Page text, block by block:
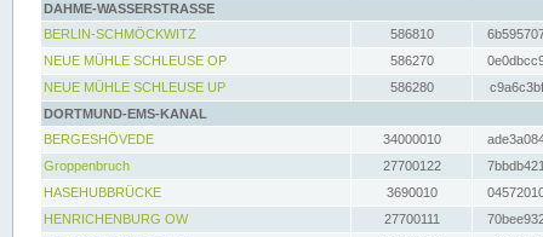
DAHME-WASSERSTRASSE
BERLIN-SCHMÖCKWITZ
586810
NEUE MÜHLE SCHLEUSE OP
586270
NEUE MÜHLE SCHLEUSE UP
586280
DORTMUND-EMS-KANAL
BERGESHÖVEDE
34000010
Groppenbruch
27700122
HASEHUBBRÜCKE
3690010
HENRICHENBURG OW
27700111